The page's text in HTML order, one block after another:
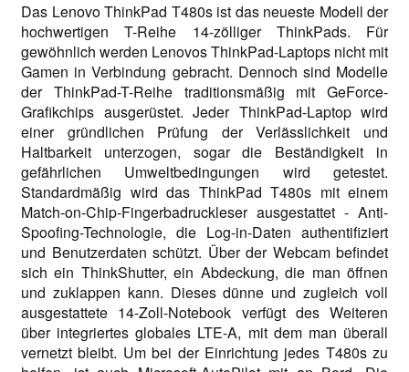
Das Lenovo ThinkPad T480s ist das neueste Modell der
hochwertigen T-Reihe 14-zölliger ThinkPads. Für
gewöhnlich werden Lenovos ThinkPad-Laptops nicht mit
Gamen in Verbindung gebracht. Dennoch sind Modelle
der ThinkPad-T-Reihe traditionsmäßig mit GeForce-
Grafikchips ausgerüstet. Jeder ThinkPad-Laptop wird
einer gründlichen Prüfung der Verlässlichkeit und
Haltbarkeit unterzogen, sogar die Beständigkeit in
gefährlichen Umweltbedingungen wird getestet.
Standardmäßig wird das ThinkPad T480s mit einem
Match-on-Chip-Fingerbadruckleser ausgestattet - Anti-
Spoofing-Technologie, die Log-in-Daten authentifiziert
und Benutzerdaten schützt. Über der Webcam befindet
sich ein ThinkShutter, ein Abdeckung, die man öffnen
und zuklappen kann. Dieses dünne und zugleich voll
ausgestattete 14-Zoll-Notebook verfügt des Weiteren
über integriertes globales LTE-A, mit dem man überall
vernetzt bleibt. Um bei der Einrichtung jedes T480s zu